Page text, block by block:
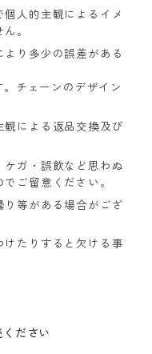
人的主観によるイメ
。
り多少の誤差がある
チェーンのデザイン
による返品交換及び
ガ・誤飲など思わぬ
ご留意ください。
等がある場合がござ
たりすると欠ける事
ださい